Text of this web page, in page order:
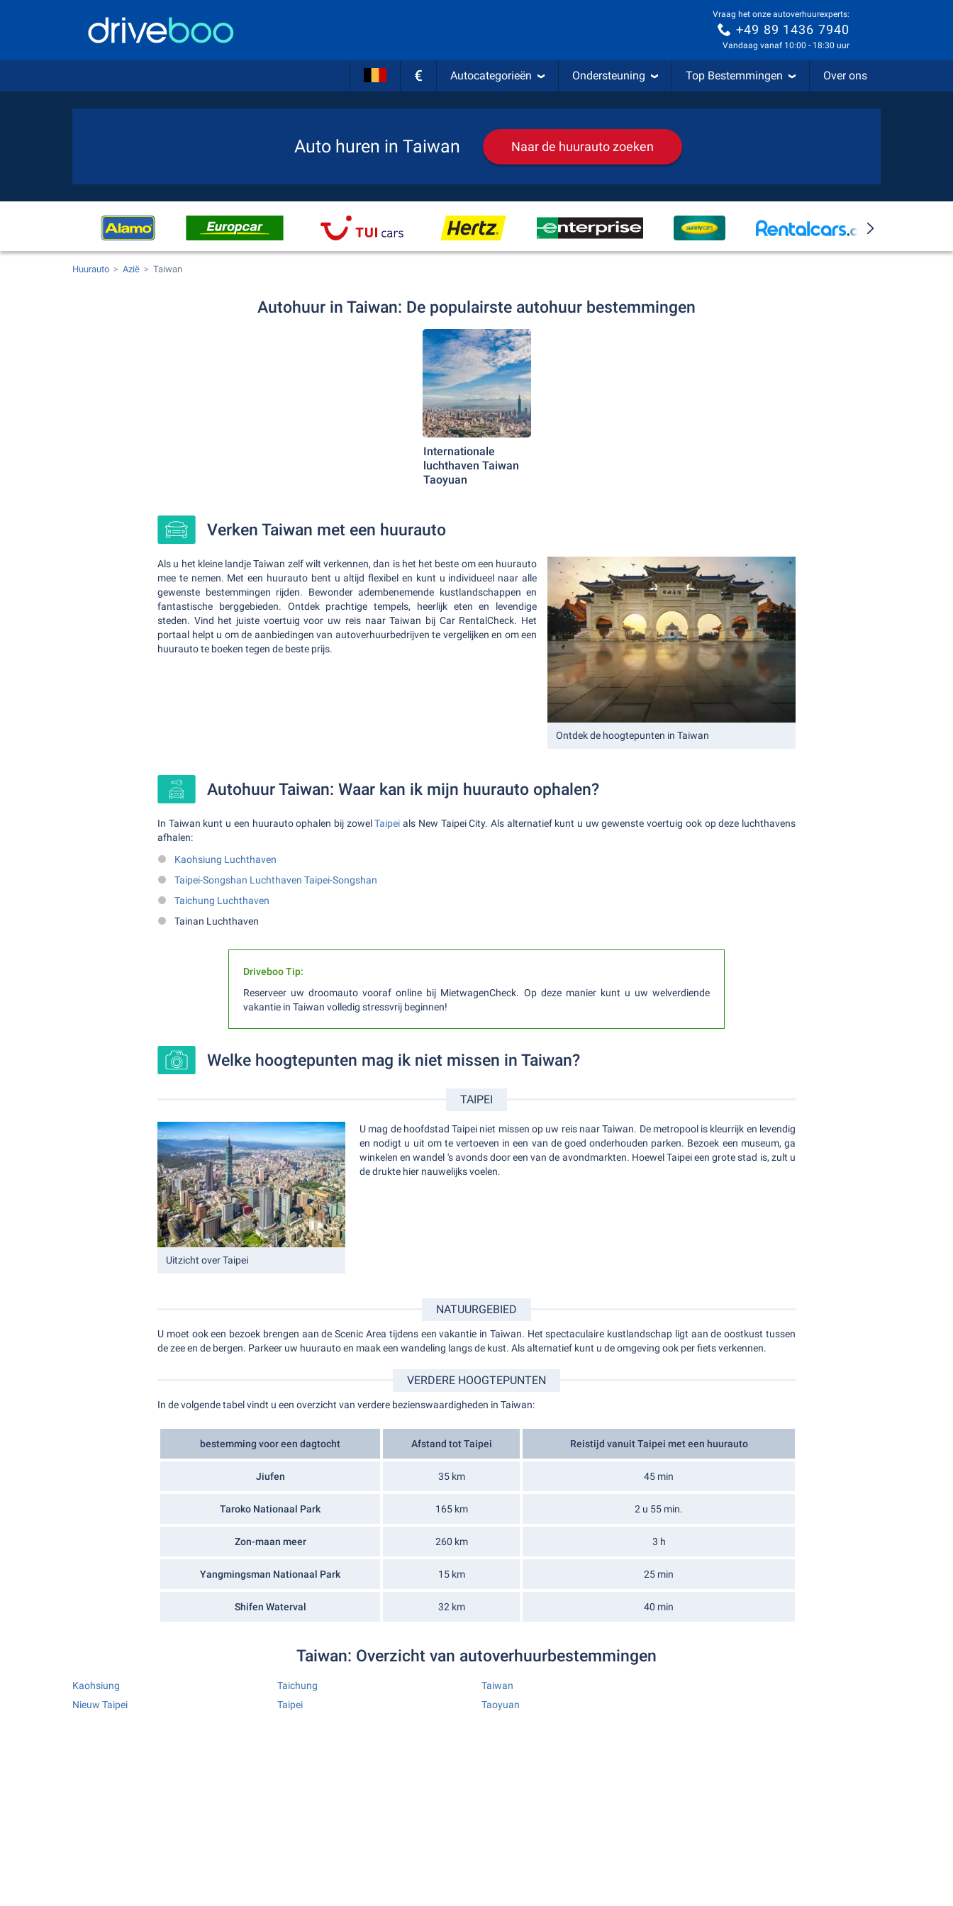
Vraag het onze autoverhuurexperts:
+49 89 1436 7940
Vandaag vanaf 10:00 - 18:30 uur
€ Autocategorieën Ondersteuning Top Bestemmingen Over ons
Auto huren in Taiwan Naar de huurauto zoeken
Huurauto Azië Taiwan
Autohuur in Taiwan: De populairste autohuur bestemmingen
Internationale
luchthaven Taiwan
Taoyuan
Verken Taiwan met een huurauto
Ontdek de hoogtepunten in Taiwan
Als u het kleine landje Taiwan zelf wilt verkennen, dan is het het beste om een huurauto
mee te nemen. Met een huurauto bent u altijd flexibel en kunt u individueel naar alle
gewenste bestemmingen rijden. Bewonder adembenemende kustlandschappen en
fantastische berggebieden. Ontdek prachtige tempels, heerlijk eten en levendige
steden. Vind het juiste voertuig voor uw reis naar Taiwan bij Car RentalCheck. Het
portaal helpt u om de aanbiedingen van autoverhuurbedrijven te vergelijken en om een
huurauto te boeken tegen de beste prijs.
Autohuur Taiwan: Waar kan ik mijn huurauto ophalen?
In Taiwan kunt u een huurauto ophalen bij zowelTaipei als New Taipei City. Als alternatief kunt u uw gewenste voertuig ook op deze luchthavens
afhalen:
Kaohsiung Luchthaven
Taipei-Songshan Luchthaven Taipei-Songshan
Taichung Luchthaven
Tainan Luchthaven
Driveboo Tip:
Reserveer uw droomauto vooraf online bij MietwagenCheck. Op deze manier kunt u uw welverdiende
vakantie in Taiwan volledig stressvrij beginnen!
Welke hoogtepunten mag ik niet missen in Taiwan?
TAIPEI
Uitzicht over Taipei
U mag de hoofdstad Taipei niet missen op uw reis naar Taiwan. De metropool is kleurrijk en levendig
en nodigt u uit om te vertoeven in een van de goed onderhouden parken. Bezoek een museum, ga
winkelen en wandel 's avonds door een van de avondmarkten. Hoewel Taipei een grote stad is, zult u
de drukte hier nauwelijks voelen.
NATUURGEBIED
U moet ook een bezoek brengen aan de Scenic Area tijdens een vakantie in Taiwan. Het spectaculaire kustlandschap ligt aan de oostkust tussen
de zee en de bergen. Parkeer uw huurauto en maak een wandeling langs de kust. Als alternatief kunt u de omgeving ook per fiets verkennen.
VERDERE HOOGTEPUNTEN
In de volgende tabel vindt u een overzicht van verdere bezienswaardigheden in Taiwan:
bestemming voor een dagtocht Afstand tot Taipei Reistijd vanuit Taipei met een huurauto
Jiufen 35 km 45 min
Taroko Nationaal Park 165 km 2 u 55 min.
Zon-maan meer 260 km 3 h
Yangmingsman Nationaal Park 15 km 25 min
Shifen Waterval 32 km 40 min
Taiwan: Overzicht van autoverhuurbestemmingen
Kaohsiung
Nieuw Taipei
Taichung
Taipei
Taiwan
Taoyuan